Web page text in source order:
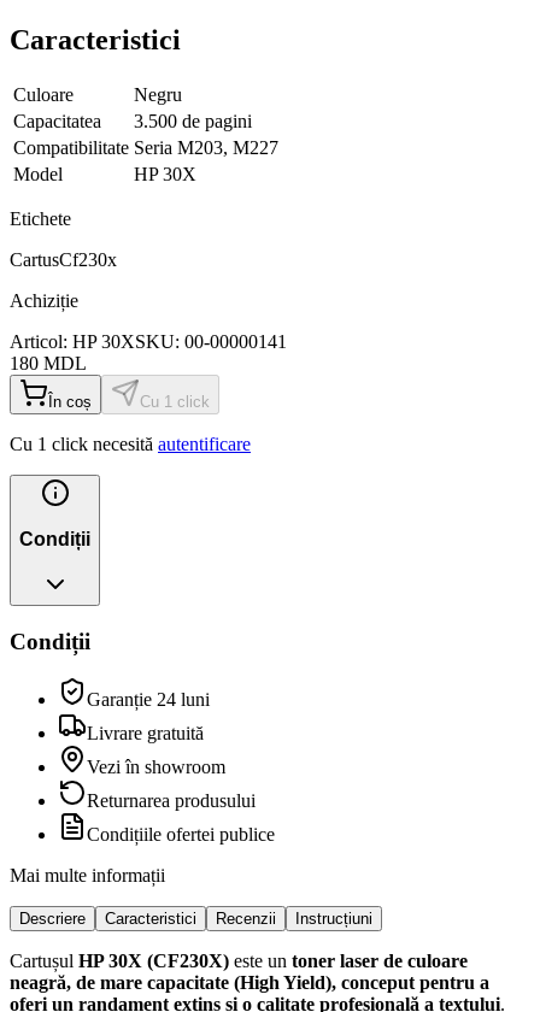
Caracteristici
Culoare
Negru
Capacitatea
3.500 de pagini
Compatibilitate Seria M203, M227
Model
HP 30X
Etichete
CartusCf230x
Achiziție
Articol: HP 30XSKU: 00-00000141
180 MDL
În coș Cu 1 click
Cu 1 click necesită autentificare
Condiții
Condiții
Garanție 24 luni
Livrare gratuită
Vezi în showroom
Returnarea produsului
Condițiile ofertei publice
Mai multe informații
Descriere Caracteristici Recenzii Instrucțiuni
Cartușul HP 30X (CF230X) este un toner laser de culoare
neagră, de mare capacitate (High Yield), conceput pentru a
oferi un randament extins și o calitate profesională a textului.